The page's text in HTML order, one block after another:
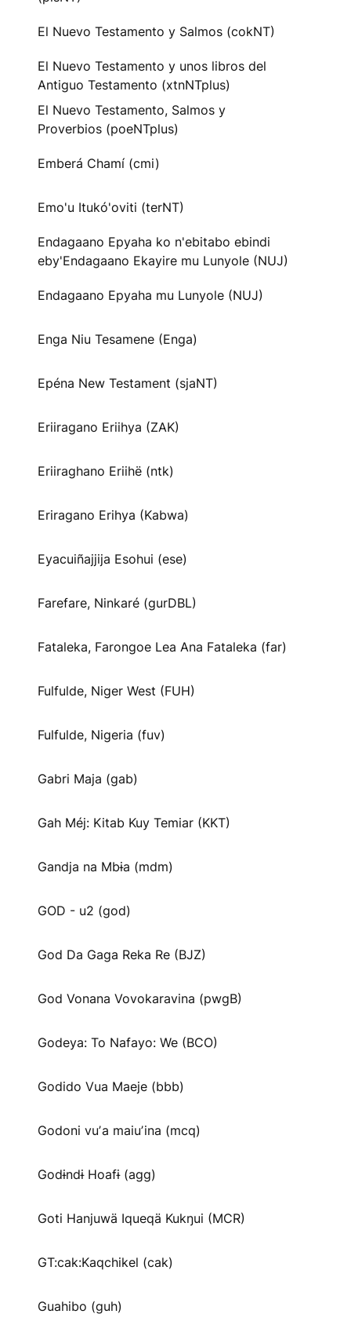
El Nuevo Testamento y Salmos (cokNT)
El Nuevo Testamento y unos libros del
Antiguo Testamento (xtnNTplus)
El Nuevo Testamento, Salmos y
Proverbios (poeNTplus)
Emberá Chamí (cmi)
Emo'u Itukó'oviti (terNT)
Endagaano Epyaha ko n'ebitabo ebindi
eby'Endagaano Ekayire mu Lunyole (NUJ)
Endagaano Epyaha mu Lunyole (NUJ)
Enga Niu Tesamene (Enga)
Epéna New Testament (sjaNT)
Eriiragano Eriihya (ZAK)
Eriiraghano Eriihë (ntk)
Eriragano Erihya (Kabwa)
Eyacuiñajjija Esohui (ese)
Farefare, Ninkaré (gurDBL)
Fataleka, Farongoe Lea Ana Fataleka (far)
Fulfulde, Niger West (FUH)
Fulfulde, Nigeria (fuv)
Gabri Maja (gab)
Gah Méj: Kitab Kuy Temiar (KKT)
Gandja na Mbɨa (mdm)
GOD - u2 (god)
God Da Gaga Reka Re (BJZ)
God Vonana Vovokaravina (pwgB)
Godeya: To Nafayo: We (BCO)
Godido Vua Maeje (bbb)
Godoni vuʼa maiuʼina (mcq)
Godɨndɨ Hoafɨ (agg)
Goti Hanjuwä Iqueqä Kukŋui (MCR)
GT:cak:Kaqchikel (cak)
Guahibo (guh)